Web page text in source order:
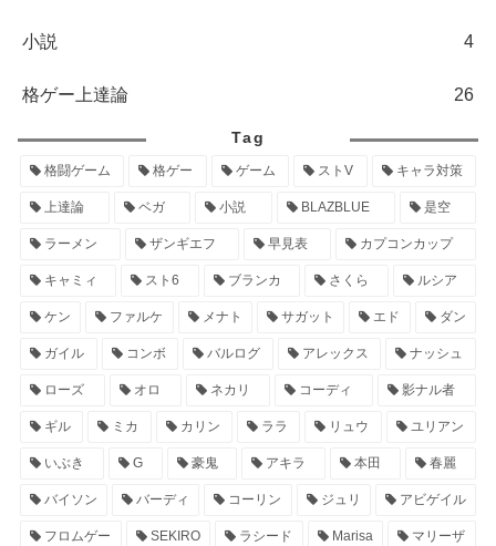
小説 4
格ゲー上達論 26
Tag
格闘ゲーム 格ゲー ゲーム ストV キャラ対策
上達論 ベガ 小説 BLAZBLUE 是空
ラーメン ザンギエフ 早見表 カプコンカップ
キャミィ スト6 ブランカ さくら ルシア
ケン ファルケ メナト サガット エド ダン
ガイル コンボ バルログ アレックス ナッシュ
ローズ オロ ネカリ コーディ 影ナル者
ギル ミカ カリン ララ リュウ ユリアン
いぶき G 豪鬼 アキラ 本田 春麗
バイソン バーディ コーリン ジュリ アビゲイル
フロムゲー SEKIRO ラシード Marisa マリーザ